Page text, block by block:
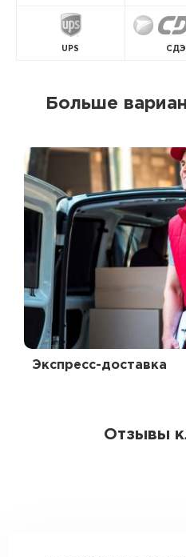
UPS
Больше
Экспресс-доставка
Отзывы